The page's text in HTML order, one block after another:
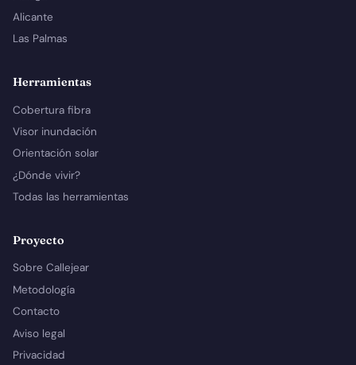
Alicante
Las Palmas
Herramientas
Cobertura fibra
Visor inundación
Orientación solar
¿Dónde vivir?
Todas las herramientas
Proyecto
Sobre Callejear
Metodología
Contacto
Aviso legal
Privacidad